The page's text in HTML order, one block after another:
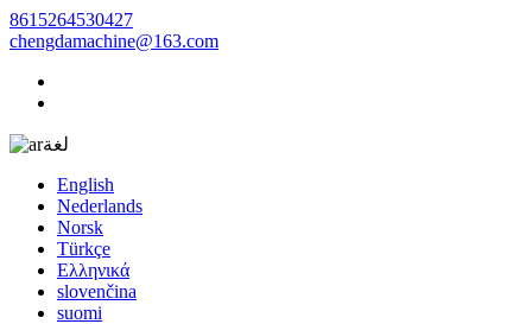
8615264530427
chengdamachine@163.com
لغة
English
Nederlands
Norsk
Türkçe
Ελληνικά
slovenčina
suomi